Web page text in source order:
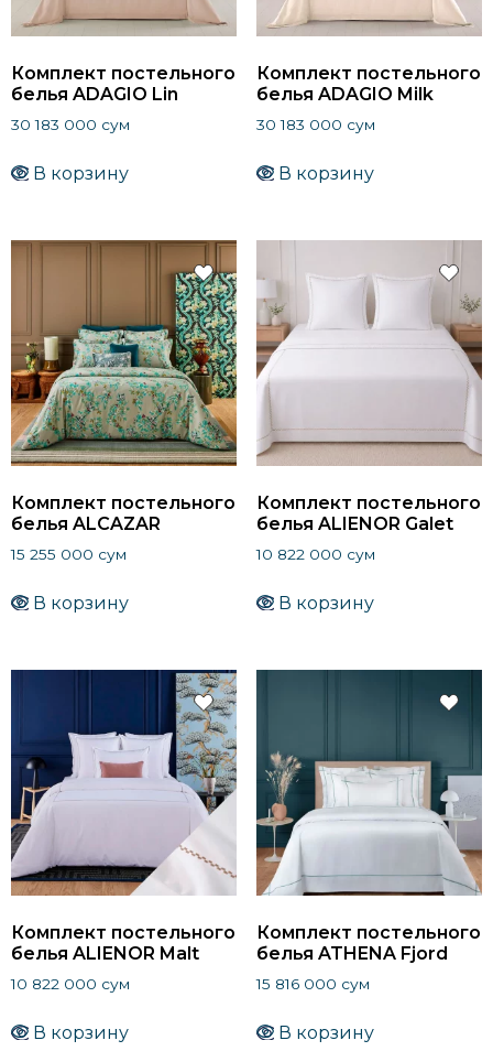
Комплект постельного
белья ADAGIO Lin
30 183 000 сум
В корзину
Комплект постельного
белья ADAGIO Milk
30 183 000 сум
В корзину
Комплект постельного
белья ALCAZAR
15 255 000 сум
В корзину
Комплект постельного
белья ALIENOR Galet
10 822 000 сум
В корзину
Комплект постельного
белья ALIENOR Malt
10 822 000 сум
В корзину
Комплект постельного
белья ATHENA Fjord
15 816 000 сум
В корзину